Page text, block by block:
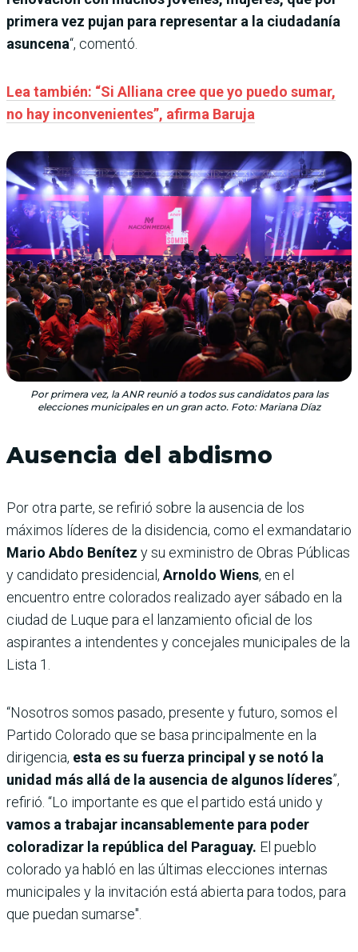
primera vez pujan para representar a la ciudadanía
asuncena“, comentó.
Lea también: “Si Alliana cree que yo puedo sumar,
no hay inconvenientes”, afirma Baruja
Por primera vez, la ANR reunió a todos sus candidatos para las
elecciones municipales en un gran acto. Foto: Mariana Díaz
Ausencia del abdismo
Por otra parte, se refirió sobre la ausencia de los
máximos líderes de la disidencia, como el exmandatario
Mario Abdo Benítez y su exministro de Obras Públicas
y candidato presidencial, Arnoldo Wiens, en el
encuentro entre colorados realizado ayer sábado en la
ciudad de Luque para el lanzamiento oficial de los
aspirantes a intendentes y concejales municipales de la
Lista 1.
“Nosotros somos pasado, presente y futuro, somos el
Partido Colorado que se basa principalmente en la
dirigencia, esta es su fuerza principal y se notó la
unidad más allá de la ausencia de algunos líderes”,
refirió. “Lo importante es que el partido está unido y
vamos a trabajar incansablemente para poder
coloradizar la república del Paraguay. El pueblo
colorado ya habló en las últimas elecciones internas
municipales y la invitación está abierta para todos, para
que puedan sumarse".